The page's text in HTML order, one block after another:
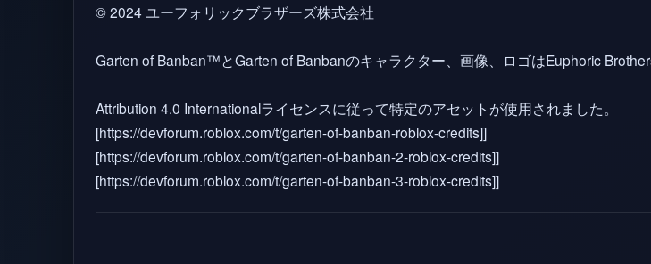
© 2024 ユーフォリックブラザーズ株式会社
Garten of Banban™とGarten of Banbanのキャラクター、画像、ロゴはEuphoric
Attribution 4.0 Internationalライセンスに従って特定のアセットが使用されました。
[https://devforum.roblox.com/t/garten-of-banban-roblox-credits]]
[https://devforum.roblox.com/t/garten-of-banban-2-roblox-credits]]
[https://devforum.roblox.com/t/garten-of-banban-3-roblox-credits]]